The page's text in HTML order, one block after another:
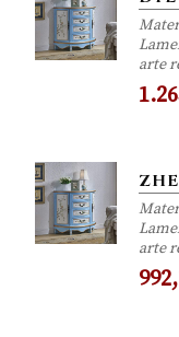
arte
arte